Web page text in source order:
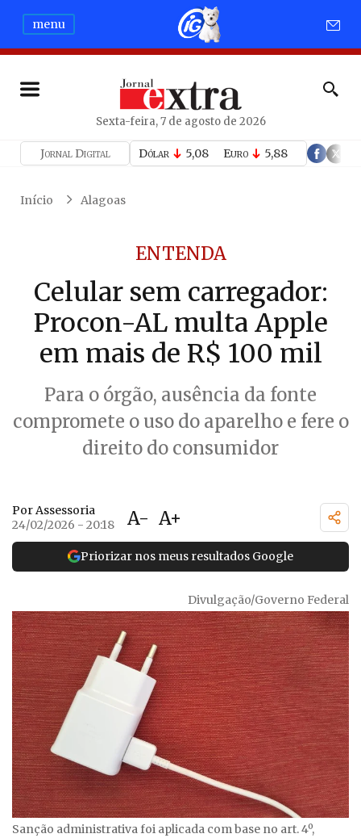
menu
Sexta-feira, 7 de agosto de 2026
Jornal Digital Dólar 5,08 Euro 5,88
Início Alagoas
ENTENDA
Celular sem carregador:
Procon-AL multa Apple
em mais de R$ 100 mil
Para o órgão, ausência da fonte
compromete o uso do aparelho e fere o
direito do consumidor
Por Assessoria
24/02/2026 - 20:18
A- A+
Priorizar nos meus resultados Google
Divulgação/Governo Federal
Sanção administrativa foi aplicada com base no art. 4º,